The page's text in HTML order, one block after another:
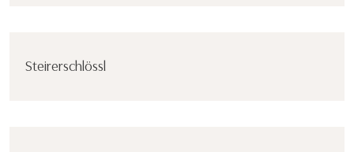
Steirerschlössl